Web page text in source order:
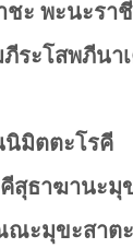
ชะ พะนะราชี
ระโสพภีนา
นิมิตตะโรคี
สุธาฆานะมุ
ณะมุขะสาต